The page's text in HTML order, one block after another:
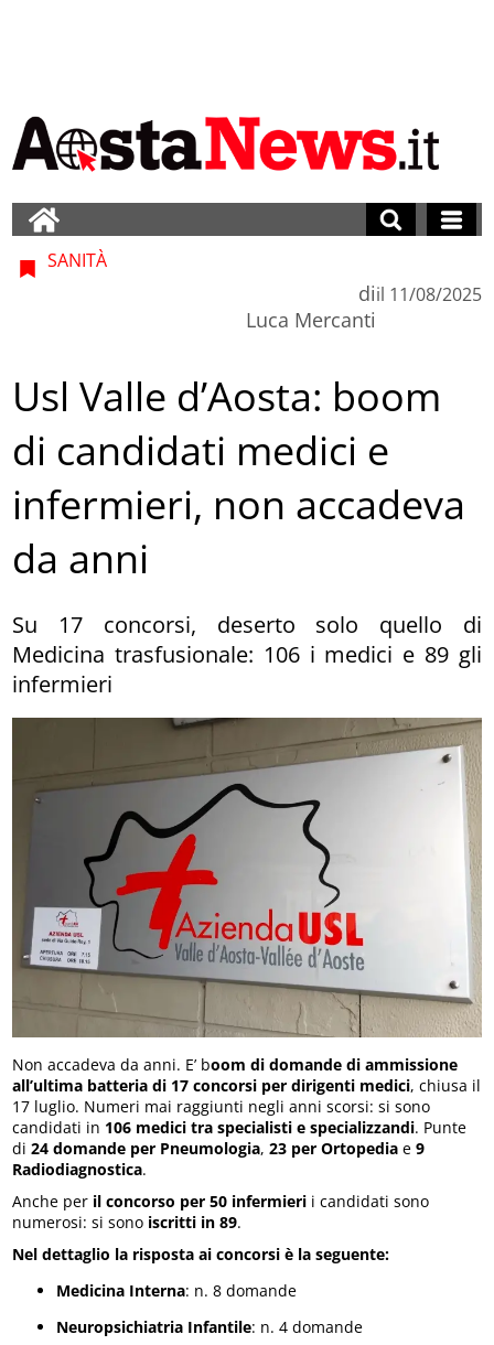
SANITÀ
di
Luca Mercanti
il 11/08/2025
Usl Valle d’Aosta: boom
di candidati medici e
infermieri, non accadeva
da anni
Su 17 concorsi, deserto solo quello di
Medicina trasfusionale: 106 i medici e 89 gli
infermieri
Non accadeva da anni. E’ boom di domande di ammissione
all’ultima batteria di 17 concorsi per dirigenti medici, chiusa il
17 luglio. Numeri mai raggiunti negli anni scorsi: si sono
candidati in 106 medici tra specialisti e specializzandi. Punte
di24 domande per Pneumologia,23 per Ortopedia e9
Radiodiagnostica.
Anche per il concorso per 50 infermieri i candidati sono
numerosi: si sono iscritti in 89.
Nel dettaglio la risposta ai concorsi è la seguente:
Medicina Interna: n. 8 domande
Neuropsichiatria Infantile: n. 4 domande